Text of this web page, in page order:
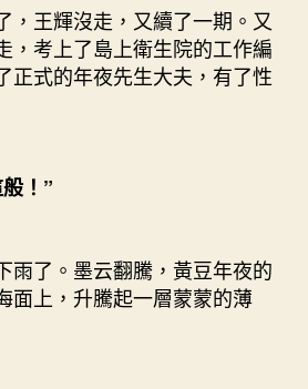
，王輝沒走，又續了一期。又
，考上了島上衛生院的工作編
式的年夜先生大夫，有了性
！”
雨了。墨云翻騰，黃豆年夜的
面上，升騰起一層蒙蒙的薄